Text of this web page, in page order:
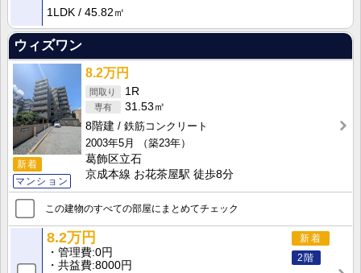
1LDK
45.82㎡
ウィズワン
新着
マンション
8.2万円
1R
31.53㎡
8階建
鉄筋コンクリート
2003年5月
（築23年）
葛飾区立石
京成本線 お花茶屋駅 徒歩8分
この建物のすべての部屋にまとめてチェック
新着
2階
8.2万円
管理費 0円
共益費 8000円